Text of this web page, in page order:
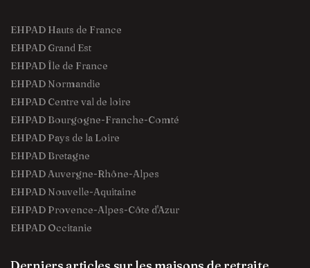
EHPAD Hauts de France
EHPAD Grand Est
EHPAD Île de France
EHPAD Normandie
EHPAD Centre val de loire
EHPAD Bourgogne-Franche-Comté
EHPAD Pays de la Loire
EHPAD Bretagne
EHPAD Auvergne-Rhône-Alpes
EHPAD Nouvelle-Aquitaine
EHPAD Provence-Alpes-Côte d'Azur
EHPAD Occitanie